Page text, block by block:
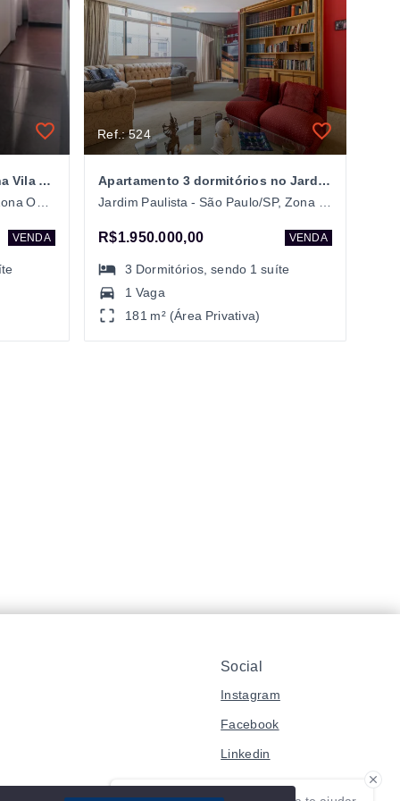
Apartamento 3 dormitórios na Vila Romana
VENDA
Ref.: 524
Apartamento 3 dormitórios no Jardim Paulista
R$1.950.000,00 VENDA
3 Dormitórios , sendo 1 suíte
1 Vaga
181 m² (Área Privativa)
Social
Instagram
Facebook
Linkedin